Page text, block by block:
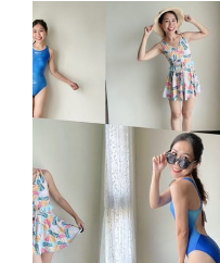
游
泳
品
牌，
平
基
尼!
多
件